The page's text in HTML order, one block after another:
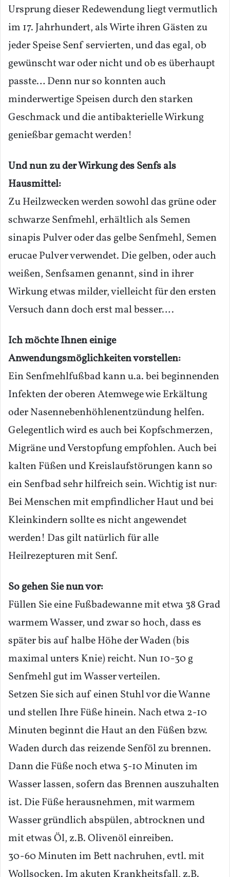
Ursprung dieser Redewendung liegt vermutlich
im 17. Jahrhundert, als Wirte ihren Gästen zu
jeder Speise Senf servierten, und das egal, ob
gewünscht war oder nicht und ob es überhaupt
passte… Denn nur so konnten auch
minderwertige Speisen durch den starken
Geschmack und die antibakterielle Wirkung
genießbar gemacht werden!
Und nun zu der Wirkung des Senfs als
Hausmittel:
Zu Heilzwecken werden sowohl das grüne oder
schwarze Senfmehl, erhältlich als Semen
sinapis Pulver oder das gelbe Senfmehl, Semen
erucae Pulver verwendet. Die gelben, oder auch
weißen, Senfsamen genannt, sind in ihrer
Wirkung etwas milder, vielleicht für den ersten
Versuch dann doch erst mal besser….
Ich möchte Ihnen einige
Anwendungsmöglichkeiten vorstellen:
Ein Senfmehlfußbad kann u.a. bei beginnenden
Infekten der oberen Atemwege wie Erkältung
oder Nasennebenhöhlenentzündung helfen.
Gelegentlich wird es auch bei Kopfschmerzen,
Migräne und Verstopfung empfohlen. Auch bei
kalten Füßen und Kreislaufstörungen kann so
ein Senfbad sehr hilfreich sein. Wichtig ist nur:
Bei Menschen mit empfindlicher Haut und bei
Kleinkindern sollte es nicht angewendet
werden! Das gilt natürlich für alle
Heilrezepturen mit Senf.
So gehen Sie nun vor:
Füllen Sie eine Fußbadewanne mit etwa 38 Grad
warmem Wasser, und zwar so hoch, dass es
später bis auf halbe Höhe der Waden (bis
maximal unters Knie) reicht. Nun 10-30 g
Senfmehl gut im Wasser verteilen.
Setzen Sie sich auf einen Stuhl vor die Wanne
und stellen Ihre Füße hinein. Nach etwa 2-10
Minuten beginnt die Haut an den Füßen bzw.
Waden durch das reizende Senföl zu brennen.
Dann die Füße noch etwa 5-10 Minuten im
Wasser lassen, sofern das Brennen auszuhalten
ist. Die Füße herausnehmen, mit warmem
Wasser gründlich abspülen, abtrocknen und
mit etwas Öl, z.B. Olivenöl einreiben.
30-60 Minuten im Bett nachruhen, evtl. mit